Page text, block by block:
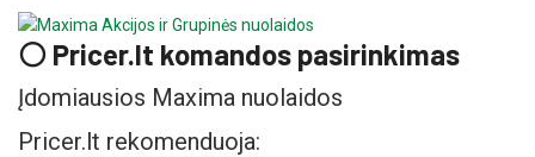
⚪ Pricer.lt komandos pasirinkimas
Įdomiausios Maxima nuolaidos
Pricer.lt rekomenduoja: